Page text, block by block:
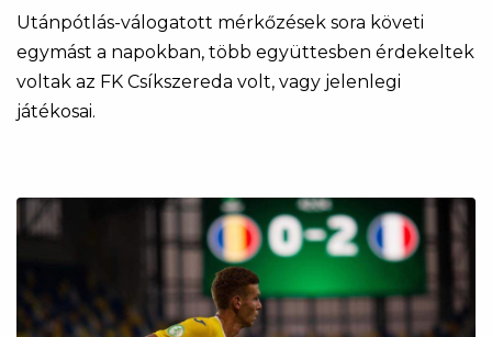
Utánpótlás-válogatott mérkőzések sora követi
egymást a napokban, több együttesben érdekeltek
voltak az FK Csíkszereda volt, vagy jelenlegi
játékosai.